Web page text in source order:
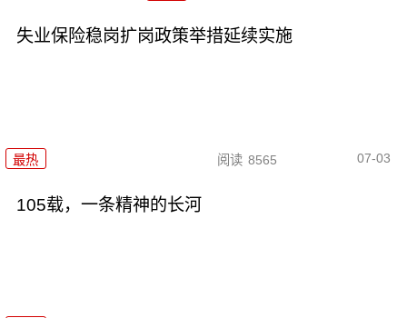
失业保险稳岗扩岗政策举措延续实施
最热 阅读 8565 07-03
105载，一条精神的长河